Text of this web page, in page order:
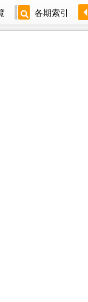
各期索引